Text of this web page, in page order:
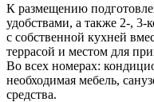
К размещению
удобствами, а также 2-,
с собственной кухней
террасой и местом для
Во всех номерах:
необходимая мебель,
средства.